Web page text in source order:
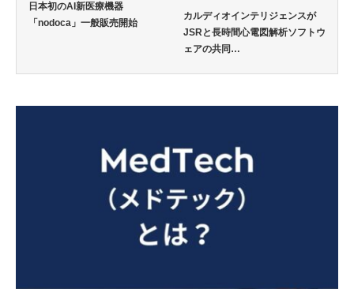
日本初のAI新医療機器
「nodoca」一般販売開始
カルディオインテリジェンスが
JSRと長時間心電図解析ソフトウ
ェアの共同…